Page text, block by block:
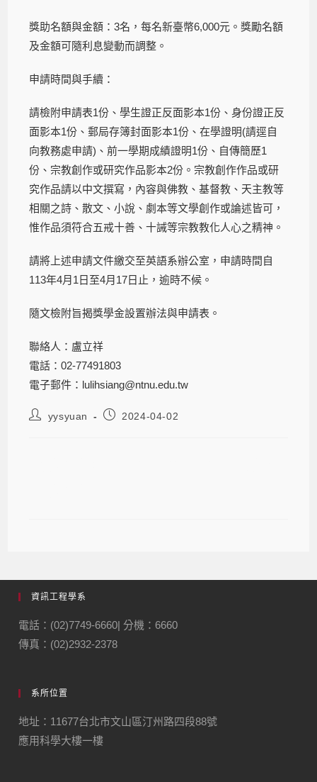
獎助名額與金額：3名，每名新臺幣6,000元。獎勵名額
及金額可隨利息變動而調整。
申請時間與手續：
請檢附申請表1份、學生證正反面影本1份、身份證正反
面影本1份、郵局存簿封面影本1份、在學證明(請逕自
向教務處申請)、前一學期成績證明1份、自傳簡歷1
份、宗教創作或研究作品影本2份。宗教創作作品或研
究作品請以中文撰寫，內容與佛教、基督教、天主教等
相關之詩、散文、小說、劇本等文學創作或論述皆可，
惟作品須符合五戒十善、十誡等宗教教化人心之精神。
請將上述申請文件繳交至英語系辦公室，申請時間自
113年4月1日至4月17日止，逾時不候。
隨文檢附旨揭獎學金設置辦法與申請表。
聯絡人：盧立祥
電話：02-77491803
電子郵件：lulihsiang@ntnu.edu.tw
yysyuan 2024-04-02
資訊工程學系
電話：(02)7749-6660| 分機：6660
傳真：(02)2932-2378
系所位置
地址：11677台北市文山區汀州路四段88號
應用科學大樓一樓